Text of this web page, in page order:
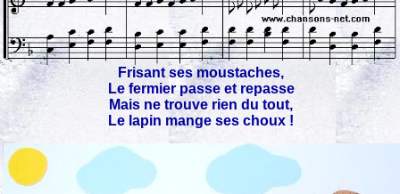
Frisant ses moustaches,
Le fermier passe et repasse
Mais ne trouve rien du tout,
Le lapin mange ses choux !